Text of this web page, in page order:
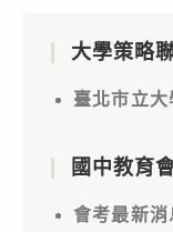
大學策略
臺北市立大
國中教育
會考最新消